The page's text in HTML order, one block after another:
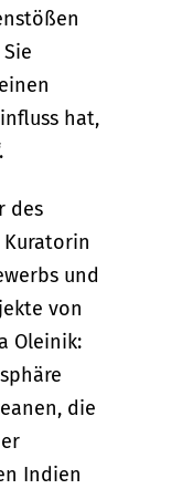
hat,
des
Kuratorin
und
von
Oleinik:
die
Indien